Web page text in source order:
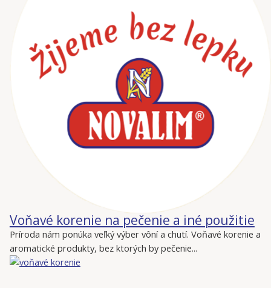
Voňavé korenie na pečenie a iné použitie
Príroda nám ponúka veľký výber vôní a chutí. Voňavé korenie a
aromatické produkty, bez ktorých by pečenie...